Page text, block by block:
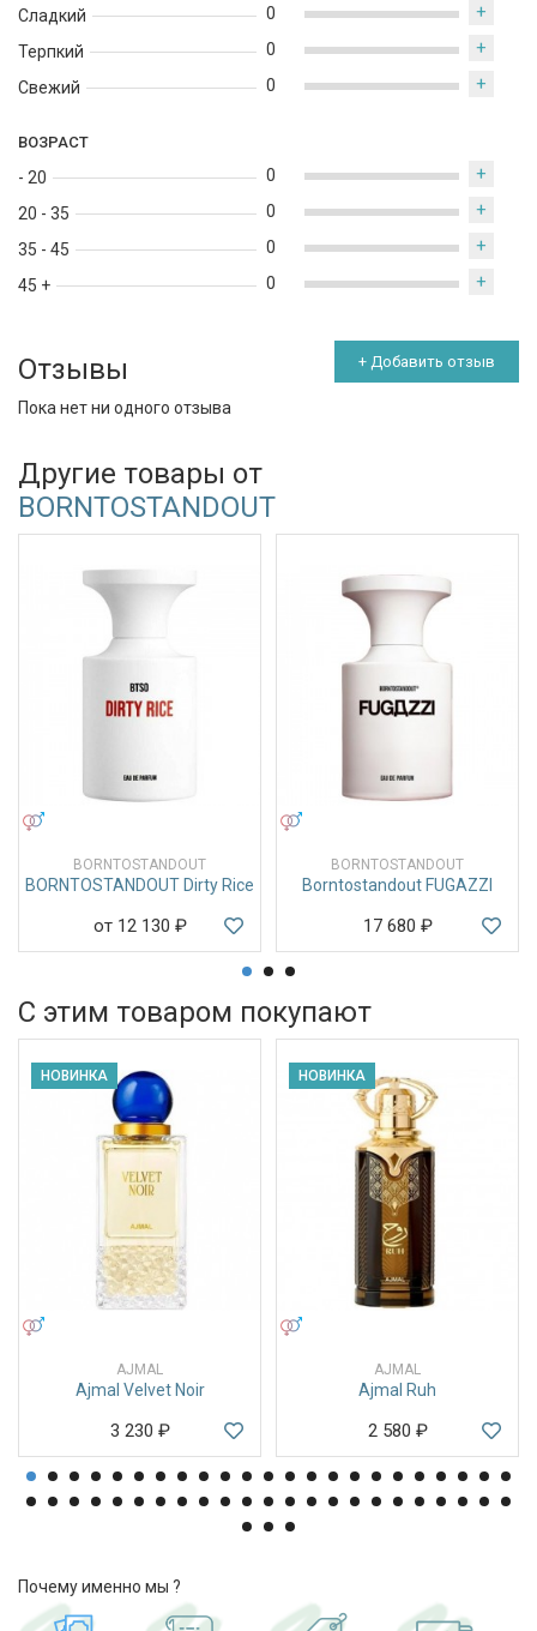
Сладкий
Терпкий
Свежий
0 +
0 +
0 +
ВОЗРАСТ
- 20
20 - 35
35 - 45
45 +
0 +
0 +
0 +
0 +
Отзывы + Добавить отзыв
Пока нет ни одного отзыва
Другие товары от
BORNTOSTANDOUT
BORNTOSTANDOUT
BORNTOSTANDOUT Dirty Rice
от 12 130 ₽
BORNTOSTANDOUT
Borntostandout FUGAZZI
17 680 ₽
С этим товаром покупают
НОВИНКА
AJMAL
Ajmal Velvet Noir
3 230 ₽
НОВИНКА
AJMAL
Ajmal Ruh
2 580 ₽
Почему именно мы ?